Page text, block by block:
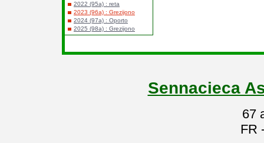
2022 (95a) : reta
2023 (96a) : Grezijono
2024 (97a) : Oporto
2025 (98a) : Grezijono
Sennacieca
67
FR